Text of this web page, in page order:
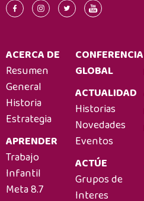
ACERCA DE
Resumen
General
Historia
Estrategia
APRENDER
Trabajo
Infantil
Meta 8.7
CONFERENCIA
GLOBAL
ACTUALIDAD
Historias
Novedades
Eventos
ACTÚE
Grupos de
Interes